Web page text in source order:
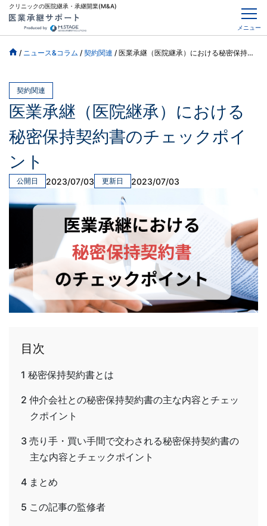
クリニックの医院継承・承継開業(M&A)
メニュー
/ ニュース&コラム / 契約関連 / 医業承継（医院継承）における秘密保持契約書のチェックポイント
契約関連
医業承継（医院継承）における
秘密保持契約書のチェックポイ
ント
公開日 2023/07/03 更新日 2023/07/03
目次
1 秘密保持契約書とは
2 仲介会社との秘密保持契約書の主な内容とチェッ
クポイント
3 売り手・買い手間で交わされる秘密保持契約書の
主な内容とチェックポイント
4 まとめ
5 この記事の監修者